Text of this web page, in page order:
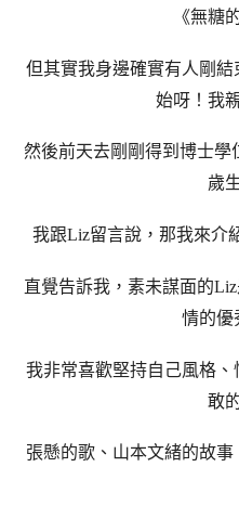
《無糖
但其實我身邊確實有人剛結
始呀！我
然後前天去剛剛得到博士學
歲
我跟Liz留言說，那我來介
直覺告訴我，素未謀面的
情的優
我非常喜歡堅持自己風格
敢
張懸的歌、山本文緒的故